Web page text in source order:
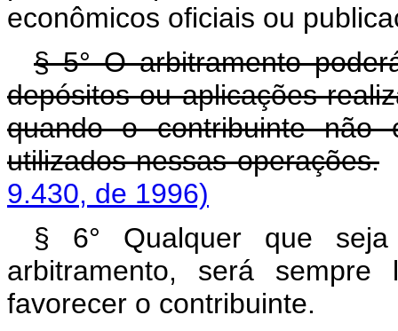
econômicos oficiais ou
§ 5° O arbitramento
depósitos ou aplicações
quando o contribuinte não
utilizados nessas operações.
9.430, de 1996)
§ 6° Qualquer que
arbitramento, será
favorecer o contribuinte.